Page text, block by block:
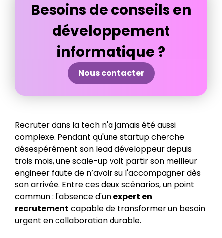
Besoins de conseils en
développement
informatique ?
Nous contacter
Recruter dans la tech n'a jamais été aussi
complexe. Pendant qu'une startup cherche
désespérément son lead développeur depuis
trois mois, une scale-up voit partir son meilleur
engineer faute de n’avoir su l'accompagner dès
son arrivée. Entre ces deux scénarios, un point
commun : l'absence d'un expert en
recrutement capable de transformer un besoin
urgent en collaboration durable.